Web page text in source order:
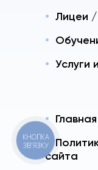
Лицеи /
Услуги
Главная
сайта
КНОПКА
ЗВ'ЯЗКУ